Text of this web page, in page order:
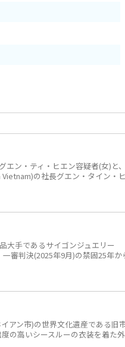
ン・ティ・ヒエン容疑者(女)と、
の社長グエン・タイン・ヒ
大手であるサイゴンジュエリー
審判決(2025年9月)の禁固25年か
アン市)の世界文化遺産である旧
の高いシースルーの衣装を着た外